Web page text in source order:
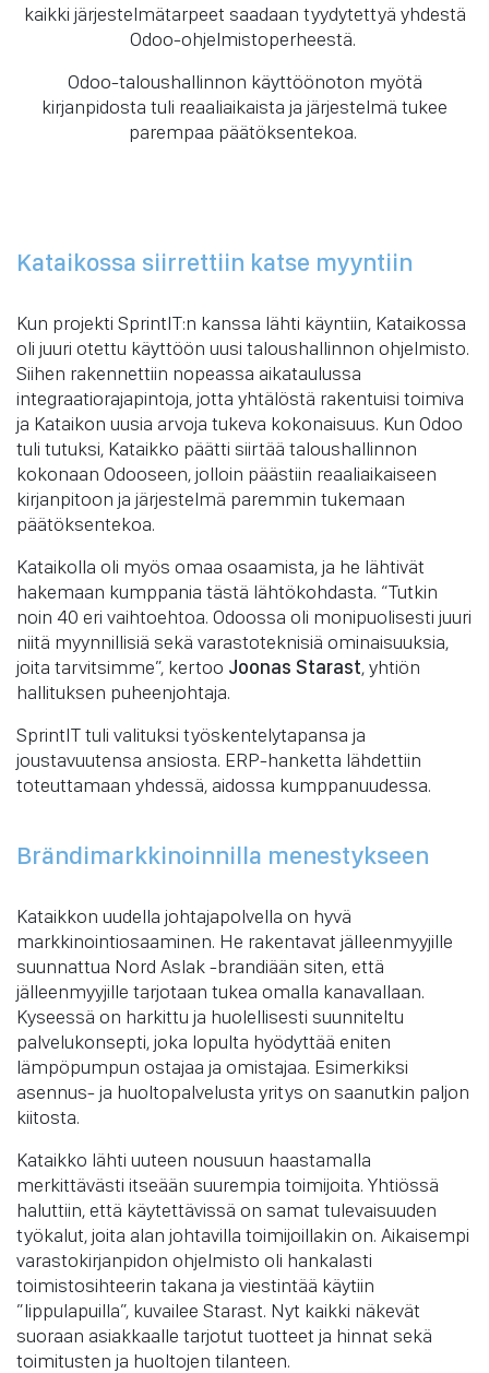
kaikki järjestelmätarpeet saadaan tyydytettyä yhdestä
Odoo-ohjelmistoperheestä.
Odoo-taloushallinnon käyttöönoton myötä
kirjanpidosta tuli reaaliaikaista ja järjestelmä tukee
parempaa päätöksentekoa.
Kataikossa siirrettiin katse myyntiin
Kun projekti SprintIT:n kanssa lähti käyntiin, Kataikossa
oli juuri otettu käyttöön uusi taloushallinnon ohjelmisto.
Siihen rakennettiin nopeassa aikataulussa
integraatiorajapintoja, jotta yhtälöstä rakentuisi toimiva
ja Kataikon uusia arvoja tukeva kokonaisuus. Kun Odoo
tuli tutuksi, Kataikko päätti siirtää taloushallinnon
kokonaan Odooseen, jolloin päästiin reaaliaikaiseen
kirjanpitoon ja järjestelmä paremmin tukemaan
päätöksentekoa.
Kataikolla oli myös omaa osaamista, ja he lähtivät
hakemaan kumppania tästä lähtökohdasta. “Tutkin
noin 40 eri vaihtoehtoa. Odoossa oli monipuolisesti juuri
niitä myynnillisiä sekä varastoteknisiä ominaisuuksia,
joita tarvitsimme”, kertoo Joonas Starast, yhtiön
hallituksen puheenjohtaja.
SprintIT tuli valituksi työskentelytapansa ja
joustavuutensa ansiosta. ERP-hanketta lähdettiin
toteuttamaan yhdessä, aidossa kumppanuudessa.
Brändimarkkinoinnilla menestykseen
Kataikkon uudella johtajapolvella on hyvä
markkinointiosaaminen. He rakentavat jälleenmyyjille
suunnattua Nord Aslak -brandiään siten, että
jälleenmyyjille tarjotaan tukea omalla kanavallaan.
Kyseessä on harkittu ja huolellisesti suunniteltu
palvelukonsepti, joka lopulta hyödyttää eniten
lämpöpumpun ostajaa ja omistajaa. Esimerkiksi
asennus- ja huoltopalvelusta yritys on saanutkin paljon
kiitosta.
Kataikko lähti uuteen nousuun haastamalla
merkittävästi itseään suurempia toimijoita. Yhtiössä
haluttiin, että käytettävissä on samat tulevaisuuden
työkalut, joita alan johtavilla toimijoillakin on. Aikaisempi
varastokirjanpidon ohjelmisto oli hankalasti
toimistosihteerin takana ja viestintää käytiin
”lippulapuilla”, kuvailee Starast. Nyt kaikki näkevät
suoraan asiakkaalle tarjotut tuotteet ja hinnat sekä
toimitusten ja huoltojen tilanteen.